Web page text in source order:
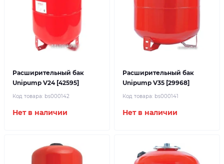
Расширительный бак
Unipump V24 [42595]
Код товара: bs000142
Нет в наличии
Расширительный бак
Unipump V35 [29968]
Код товара: bs000141
Нет в наличии